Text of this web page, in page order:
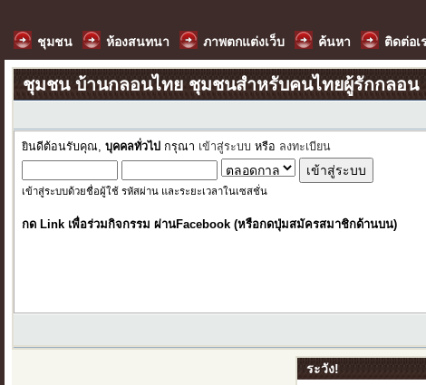
ชุมชน ห้องสนทนา ภาพตกแต่งเว็บ ค้นหา ติดต่อเ
ชุมชน บ้านกลอนไทย ชุมชนสำหรับคนไทยผู้รักกลอน
ยินดีต้อนรับคุณ,บุคคลทั่วไป กรุณา เข้าสู่ระบบ หรือ ลงทะเบียน
เข้าสู่ระบบด้วยชื่อผู้ใช้ รหัสผ่าน และระยะเวลาในเซสชั่น
กด Link เพื่อร่วมกิจกรรม ผ่านFacebook (หรือกดปุ่มสมัครสมาชิกด้านบน)
ระวัง!